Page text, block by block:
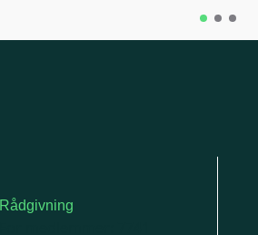
Rådgivning